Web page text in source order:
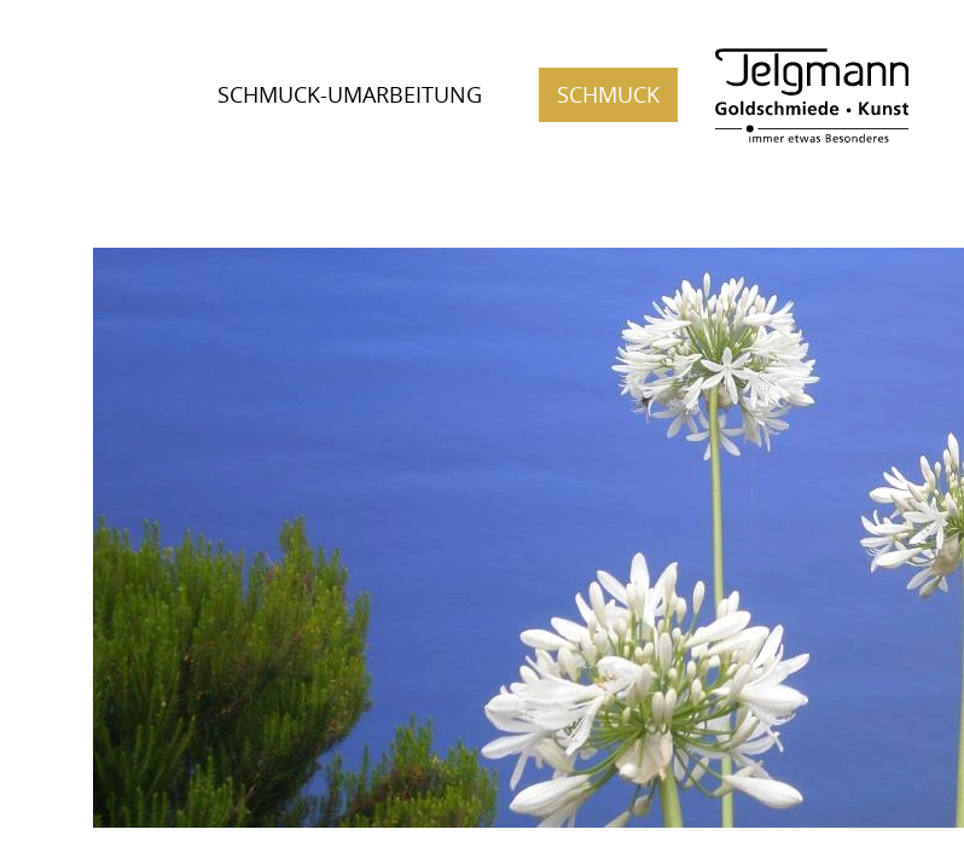
SCHMUCK
SCHMUCK-UMARBEITUNG